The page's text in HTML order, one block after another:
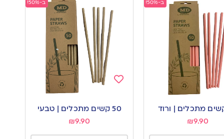
ב-50%!
₪9.90
ב-50%!
to
wishlist
50 קשים מתכלים | טבעי
₪9.90